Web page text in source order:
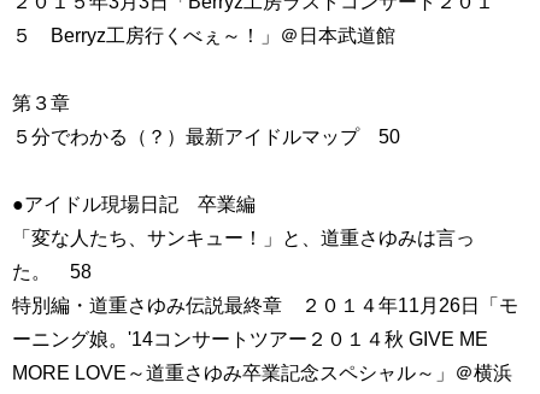
５ Berryz工房行くべぇ～！」＠日本武道館
第３章
５分でわかる（？）最新アイドルマップ 50
●アイドル現場日記 卒業編
「変な人たち、サンキュー！」と、道重さゆみは言っ
た。 58
特別編・道重さゆみ伝説最終章 ２０１４年11月26日「モ
ーニング娘。'14コンサートツアー２０１４秋 GIVE ME
MORE LOVE～道重さゆみ卒業記念スペシャル～」＠横浜